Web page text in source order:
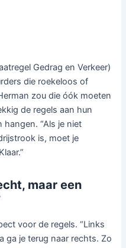
Gedrag en Verkeer)
die roekeloos of
zou die óók moeten
de regels aan hun
hangen. “Als je niet
is, moet je
maar een
voor de regels. “Links
ga je terug naar rechts. Zo